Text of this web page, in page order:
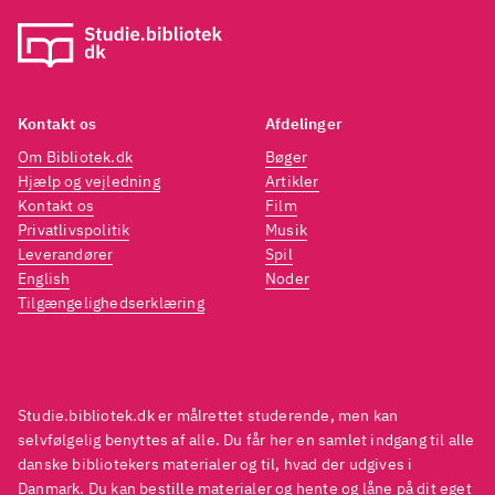
baby. De 2 lederulve er ret
og babyerne er bare nuttede.
Her er underholdning for alle
aldre.
Filmen er lavet af Warner Bros.
og minder mig om
Happy feet
Studie.bibliotek.dk er målrettet studerende, men kan
selvfølgelig benyttes af alle. Du får her en samlet indgang til alle
danske bibliotekers materialer og til, hvad der udgives i
Danmark. Du kan bestille materialer og hente og låne på dit eget
Kontakt os
Om Bibliotek.dk
Hjælp og vejledning
Kontakt os
Privatlivspolitik
Leverandører
English
Tilgængelighedserklæring
Afdelinger
Bøger
Artikler
Film
Musik
Spil
Noder